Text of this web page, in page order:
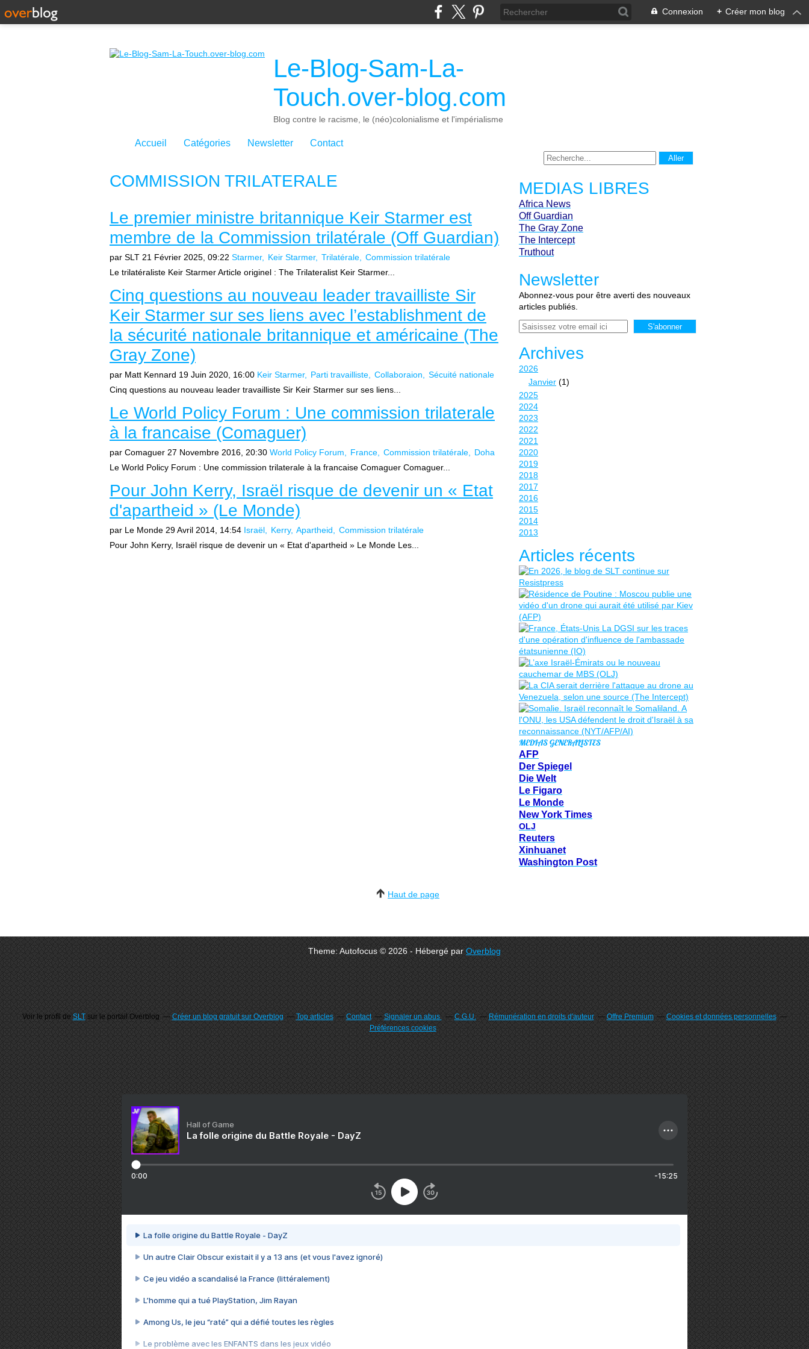
Connexion + Créer mon blog
Le-Blog-Sam-La-
Touch.over-blog.com
Blog contre le racisme, le (néo)colonialisme et l'impérialisme
Accueil Catégories Newsletter Contact
COMMISSION TRILATERALE
Le premier ministre britannique Keir Starmer est
membre de la Commission trilatérale (Off Guardian)
par SLT 21 Février 2025, 09:22 Starmer Keir Starmer Trilatérale
Commission trilatérale
Le trilatéraliste Keir Starmer Article originel : The Trilateralist Keir Starmer...
Cinq questions au nouveau leader travailliste Sir
Keir Starmer sur ses liens avec l’establishment de
la sécurité nationale britannique et américaine (The
Gray Zone)
par Matt Kennard 19 Juin 2020, 16:00 Keir Starmer Parti travailliste Collaboraion
Sécuité nationale
Cinq questions au nouveau leader travailliste Sir Keir Starmer sur ses liens...
Le World Policy Forum : Une commission trilaterale
à la francaise (Comaguer)
par Comaguer 27 Novembre 2016, 20:30 World Policy Forum France Commission trilatérale
Doha
Le World Policy Forum : Une commission trilaterale à la francaise Comaguer Comaguer...
Pour John Kerry, Israël risque de devenir un « Etat
d'apartheid » (Le Monde)
par Le Monde 29 Avril 2014, 14:54 Israël Kerry Apartheid
Commission trilatérale
Pour John Kerry, Israël risque de devenir un « Etat d'apartheid » Le Monde Les...
MEDIAS LIBRES
Africa News
Off Guardian
The Gray Zone
The Intercept
Truthout
Newsletter
Abonnez-vous pour être averti des nouveaux
articles publiés.
Email
Archives
2026
Janvier (1)
2025
2024
2023
2022
2021
2020
2019
2018
2017
2016
2015
2014
2013
Articles récents
MEDIAS GENERALISTES
AFP
Der Spiegel
Die Welt
Le Figaro
Le Monde
New York Times
OLJ
Reuters
Xinhuanet
Washington Post
Haut de page
Theme: Autofocus © 2026 - Hébergé parOverblog
Voir le profil deSLTsur le portail Overblog Créer un blog gratuit sur Overblog Top articles Contact Signaler un abus C.G.U. Rémunération en droits d'auteur Offre Premium
Cookies et données personnelles
Préférences cookies
Hall of Game
La folle origine du Battle Royale - DayZ
0:00 -15:25
La folle origine du Battle Royale - DayZ
Un autre Clair Obscur existait il y a 13 ans (et vous l'avez ignoré)
Ce jeu vidéo a scandalisé la France (littéralement)
L’homme qui a tué PlayStation, Jim Rayan
Among Us, le jeu “raté” qui a défié toutes les règles
Le problème avec les ENFANTS dans les jeux vidéo